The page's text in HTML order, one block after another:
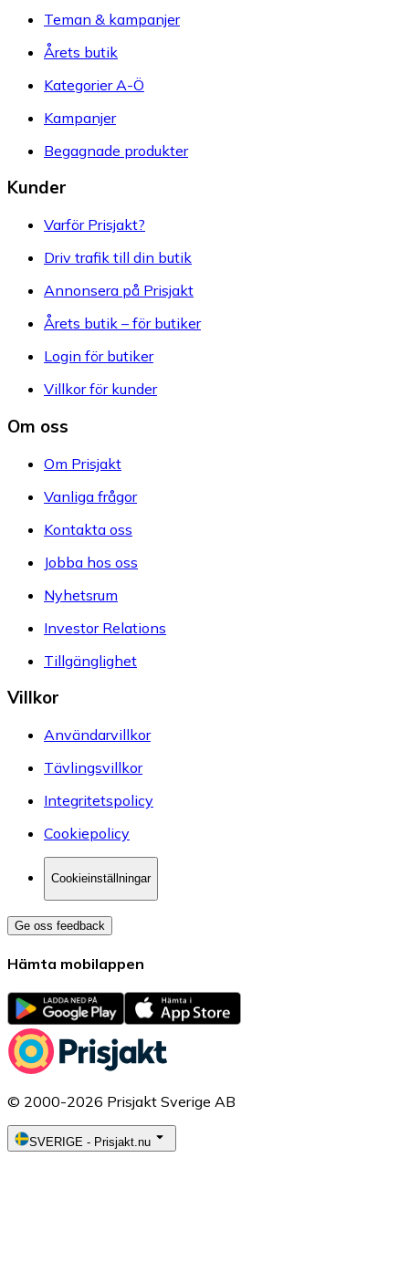
Teman & kampanjer
Årets butik
Kategorier A-Ö
Kampanjer
Begagnade produkter
Kunder
Varför Prisjakt?
Driv trafik till din butik
Annonsera på Prisjakt
Årets butik – för butiker
Login för butiker
Villkor för kunder
Om oss
Om Prisjakt
Vanliga frågor
Kontakta oss
Jobba hos oss
Nyhetsrum
Investor Relations
Tillgänglighet
Villkor
Användarvillkor
Tävlingsvillkor
Integritetspolicy
Cookiepolicy
Cookieinställningar
Ge oss feedback
Hämta mobilappen
© 2000-2026 Prisjakt Sverige AB
SVERIGE - Prisjakt.nu